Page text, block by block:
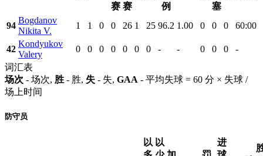
赛 赛
例
塞
94
Bogdanov
Nikita V.
1 1 0 0 26 1 25 96.2 1.00 0 0 0 60:00
42
Kondyukov
Valery
0 0 0 0 0 0 0 - - 0 0 0
-
词汇表
场次 - 场次, 胜 - 胜, 失 - 失, GAA - 平均失球 = 60 分 × 失球 /
场上时间
防守员
以 以
进